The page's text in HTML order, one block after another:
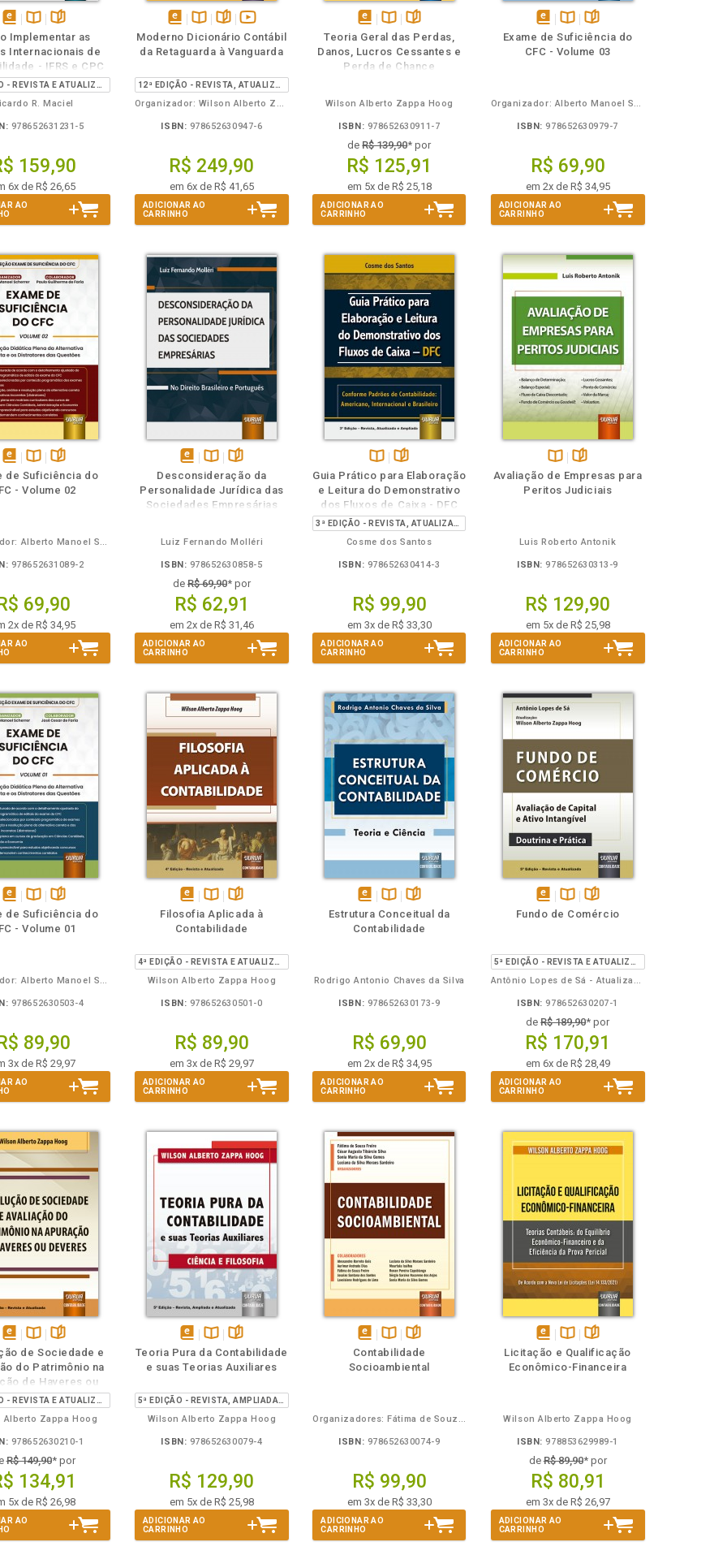
disponível
em
eBook
Disponível
na
B.V.
páginas
Implementar as
Internacionais de
- IFRS e CPC
R. Maciel
978652631231-5
159,90
6x de R$ 26,65
AO
disponível
em
Disponível
na
páginasvídeo
da
Moderno Dicionário Contábil
da Retaguarda à Vanguarda
Organizador: Wilson Alberto Zappa Hoog
ISBN: 978652630947-6
R$ 249,90
em 6x de R$ 41,65
ADICIONAR AO
CARRINHO
disponível
em
eBook
Disponível
na
B.V.
páginas
Teoria Geral das Perdas,
Danos, Lucros Cessantes e
Perda de Chance
Wilson Alberto Zappa Hoog
ISBN: 978652630911-7
deR$ 139,90* por
R$ 125,91
em 5x de R$ 25,18
ADICIONAR AO
CARRINHO
disponível
em
Também
Disponível
na
Folheie
páginas
Exame de Suficiência do
CFC - Volume 03
Organizador: Alberto Manoel Scherrer - Colaborador: Paulo Guilherme de Faria
ISBN: 978652630979-7
R$ 69,90
em 2x de R$ 34,95
ADICIONAR AO
CARRINHO
disponível
em
Disponível
na
páginas
de Suficiência do
- Volume 02
Organizador: Alberto Manoel Scherrer - Colaborador: Paulo Guilherme de Faria
978652631089-2
R$ 69,90
2x de R$ 34,95
AO
disponível
em
eBook
Disponível
na
B.V.
páginas
Desconsideração da
Personalidade Jurídica das
Sociedades Empresárias
Luiz Fernando Molléri
ISBN: 978652630858-5
de R$ 69,90* por
R$ 62,91
em 2x de R$ 31,46
ADICIONAR AO
CARRINHO
Disponível
na
B.V.
páginas
Guia Prático para Elaboração
e Leitura do Demonstrativo
dos Fluxos de Caixa - DFC
Cosme dos Santos
ISBN: 978652630414-3
R$ 99,90
em 3x de R$ 33,30
ADICIONAR AO
CARRINHO
Disponível
na
Folheie
páginas
Avaliação de Empresas para
Peritos Judiciais
Luis Roberto Antonik
ISBN: 978652630313-9
R$ 129,90
em 5x de R$ 25,98
ADICIONAR AO
CARRINHO
disponível
em
Disponível
na
páginas
de Suficiência do
- Volume 01
Organizador: Alberto Manoel Scherrer - Colaborador: José Cesar de Faria
978652630503-4
R$ 89,90
3x de R$ 29,97
AO
disponível
em
Disponível
na
páginas
Filosofia Aplicada à
Contabilidade
Wilson Alberto Zappa Hoog
ISBN: 978652630501-0
R$ 89,90
em 3x de R$ 29,97
ADICIONAR AO
CARRINHO
disponível
em
Disponível
na
páginas
Estrutura Conceitual da
Contabilidade
Rodrigo Antonio Chaves da Silva
ISBN: 978652630173-9
R$ 69,90
em 2x de R$ 34,95
ADICIONAR AO
CARRINHO
disponível
Também
Disponível
Folheie
páginas
Fundo de Comércio
Antônio Lopes de Sá - Atualização: Wilson Alberto Zappa Hoog
ISBN: 978652630207-1
deR$ 189,90* por
R$ 170,91
em 6x de R$ 28,49
ADICIONAR AO
CARRINHO
disponível
em
eBook
Disponível
na
B.V.
páginas
de Sociedade e
do Patrimônio na
de Haveres ou
Deveres
Alberto Zappa Hoog
978652630210-1
R$ 149,90* por
134,91
5x de R$ 26,98
AO
disponível
em
Disponível
na
páginas
Teoria Pura da Contabilidade
e suas Teorias Auxiliares
Wilson Alberto Zappa Hoog
ISBN: 978652630079-4
R$ 129,90
em 5x de R$ 25,98
ADICIONAR AO
CARRINHO
disponível
em
Disponível
na
páginas
Contabilidade
Socioambiental
Organizadores: Fátima de Souza Freire, Cesar Augusto Tibúrcio Silva, Sonia Maria da Silva Gomes e Luciana da Silva Moraes Sardeiro
ISBN: 978652630074-9
R$ 99,90
em 3x de R$ 33,30
ADICIONAR AO
CARRINHO
disponível
em
Também
Disponível
na
Folheie
páginas
Licitação e Qualificação
Econômico-Financeira
Wilson Alberto Zappa Hoog
ISBN: 978853629989-1
deR$ 89,90* por
R$ 80,91
em 3x de R$ 26,97
ADICIONAR AO
CARRINHO